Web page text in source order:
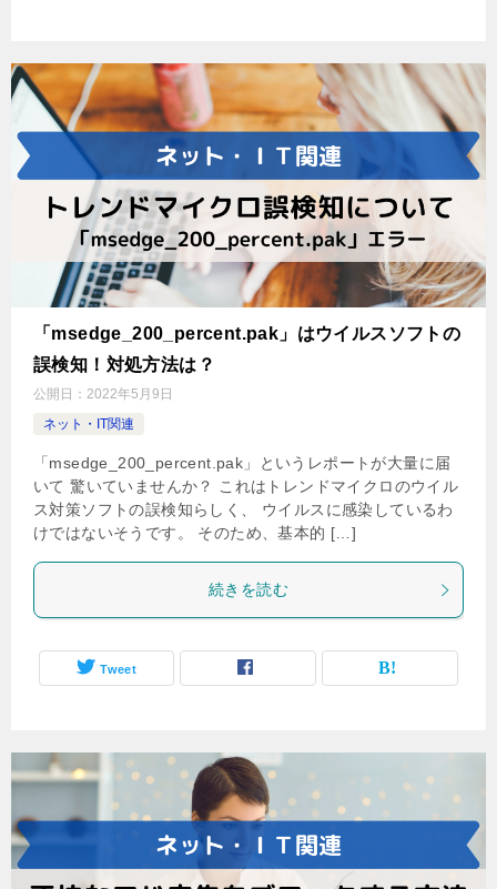
「msedge_200_percent.pak」はウイルスソフトの
誤検知！対処方法は？
公開日： 2022年5月9日
ネット・IT関連
「msedge_200_percent.pak」というレポートが大量に届
いて 驚いていませんか？ これはトレンドマイクロのウイル
ス対策ソフトの誤検知らしく、 ウイルスに感染しているわ
けではないそうです。 そのため、基本的 […]
続きを読む
Tweet